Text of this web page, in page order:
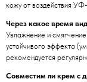
кожу от воздействия
Через какое время
Увлажнение и
устойчивого эффекта
рекомендуется
Совместим ли крем с